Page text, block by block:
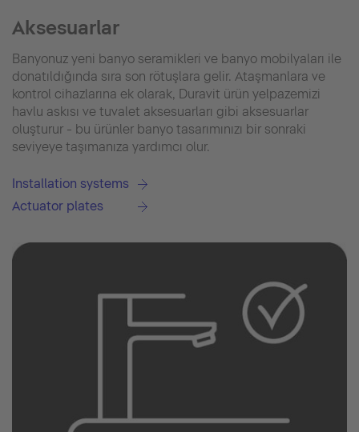
Aksesuarlar
Banyonuz yeni banyo seramikleri ve banyo mobilyaları ile
donatıldığında sıra son rötuşlara gelir. Ataşmanlara ve
kontrol cihazlarına ek olarak, Duravit ürün yelpazemizi
havlu askısı ve tuvalet aksesuarları gibi aksesuarlar
oluşturur - bu ürünler banyo tasarımınızı bir sonraki
seviyeye taşımanıza yardımcı olur.
Installation systems
Actuator plates